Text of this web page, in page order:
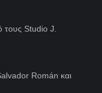
τους Studio J.
Román και